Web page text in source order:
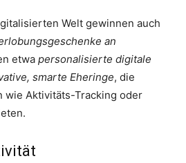
Welt gewinnen auch
an
etwa personalisierte digitale
smarte Eheringe, die
wie Aktivitäts-Tracking oder